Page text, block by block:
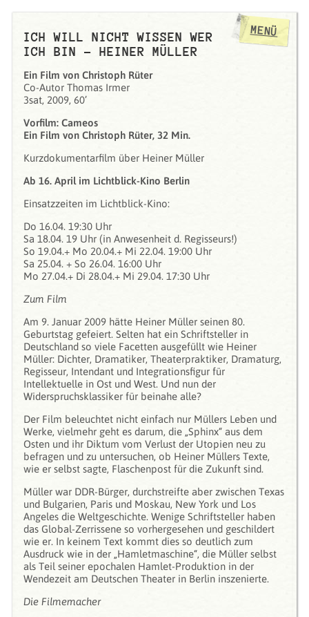
ICH WILL NICHT WISSEN WER
ICH BIN – HEINER MÜLLER
Ein Film von Christoph Rüter
Co-Autor Thomas Irmer
3sat, 2009, 60’
Vorfilm: Cameos
Ein Film von Christoph Rüter, 32 Min.
Kurzdokumentarfilm über Heiner Müller
Ab 16. April im Lichtblick-Kino Berlin
Einsatzzeiten im Lichtblick-Kino:
Do 16.04. 19:30 Uhr
Sa 18.04. 19 Uhr (in Anwesenheit d. Regisseurs!)
So 19.04.+ Mo 20.04.+ Mi 22.04. 19:00 Uhr
Sa 25.04. + So 26.04. 16:00 Uhr
Mo 27.04.+ Di 28.04.+ Mi 29.04. 17:30 Uhr
Zum Film
Am 9. Januar 2009 hätte Heiner Müller seinen 80.
Geburtstag gefeiert. Selten hat ein Schriftsteller in
Deutschland so viele Facetten ausgefüllt wie Heiner
Müller: Dichter, Dramatiker, Theaterpraktiker, Dramaturg,
Regisseur, Intendant und Integrationsfigur für
Intellektuelle in Ost und West. Und nun der
Widerspruchsklassiker für beinahe alle?
Der Film beleuchtet nicht einfach nur Müllers Leben und
Werke, vielmehr geht es darum, die „Sphinx“ aus dem
Osten und ihr Diktum vom Verlust der Utopien neu zu
befragen und zu untersuchen, ob Heiner Müllers Texte,
wie er selbst sagte, Flaschenpost für die Zukunft sind.
Müller war DDR-Bürger, durchstreifte aber zwischen Texas
und Bulgarien, Paris und Moskau, New York und Los
Angeles die Weltgeschichte. Wenige Schriftsteller haben
das Global-Zerrissene so vorhergesehen und geschildert
wie er. In keinem Text kommt dies so deutlich zum
Ausdruck wie in der „Hamletmaschine“, die Müller selbst
als Teil seiner epochalen Hamlet-Produktion in der
Wendezeit am Deutschen Theater in Berlin inszenierte.
Die Filmemacher
MENÜ